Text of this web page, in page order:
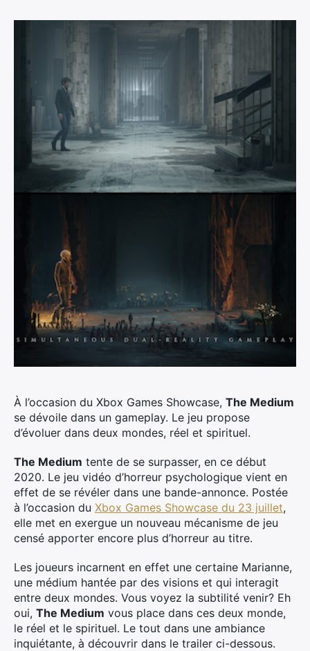
À l’occasion du Xbox Games Showcase, The Medium
se dévoile dans un gameplay. Le jeu propose
d’évoluer dans deux mondes, réel et spirituel.
The Medium tente de se surpasser, en ce début
2020. Le jeu vidéo d’horreur psychologique vient en
effet de se révéler dans une bande-annonce. Postée
à l’occasion du Xbox Games Showcase du 23 juillet,
elle met en exergue un nouveau mécanisme de jeu
censé apporter encore plus d’horreur au titre.
Les joueurs incarnent en effet une certaine Marianne,
une médium hantée par des visions et qui interagit
entre deux mondes. Vous voyez la subtilité venir? Eh
oui, The Medium vous place dans ces deux monde,
le réel et le spirituel. Le tout dans une ambiance
inquiétante, à découvrir dans le trailer ci-dessous.